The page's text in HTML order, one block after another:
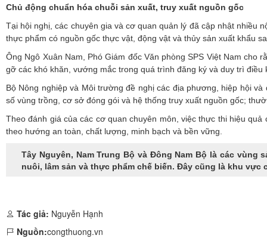
Chủ động chuẩn hóa chuỗi sản xuất, truy xuất nguồn gốc
Tại hội nghị, các chuyên gia và cơ quan quản lý đã cập nhật nhiều
thực phẩm có nguồn gốc thực vật, động vật và thủy sản xuất khẩu
Ông Ngô Xuân Nam, Phó Giám đốc Văn phòng SPS Việt Nam
gỡ các khó khăn, vướng mắc trong quá trình đăng ký và duy trì điều
Bộ Nông nghiệp và Môi trường đề nghị các địa phương, hiệp hội
số vùng trồng, cơ sở đóng gói và hệ thống truy xuất nguồn gốc;
Theo đánh giá của các cơ quan chuyên môn, việc thực thi hiệu
theo hướng an toàn, chất lượng, minh bạch và bền vững.
Tây Nguyên, Nam Trung Bộ và Đông Nam Bộ là các
nuôi, lâm sản và thực phẩm chế biến. Đây cũng là khu
Tác giả: Nguyễn Hạnh
Nguồn:congthuong.vn